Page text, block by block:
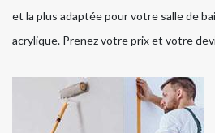
et la plus adaptée pour votre salle de
acrylique. Prenez votre prix et votre